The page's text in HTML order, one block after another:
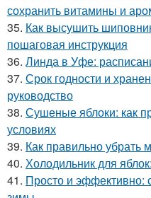
сохранить витамины и
35. Как высушить
пошаговая инструкция
36. Линда в Уфе:
37. Срок годности и
руководство
38. Сушеные яблоки: как
условиях
39. Как правильно убрать
40. Холодильник для
41. Просто и эффективно: